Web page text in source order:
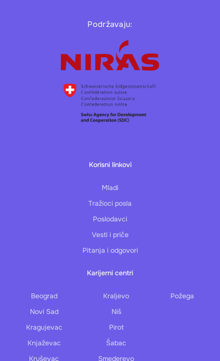
Podržavaju:
Korisni linkovi
Mladi
Tražioci posla
Poslodavci
Vesti i priče
Pitanja i odgovori
Karijerni centri
Beograd
Novi Sad
Kragujevac
Knjaževac
Kruševac
Kraljevo
Niš
Pirot
Šabac
Smederevo
Požega